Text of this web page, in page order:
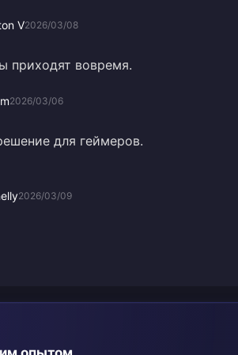
V2026/03/08
приходят вовремя.
2026/03/06
для геймеров.
2026/03/09